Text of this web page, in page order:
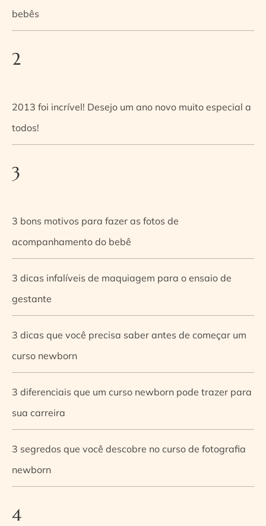
bebês
2
2013 foi incrível! Desejo um ano novo muito especial a
todos!
3
3 bons motivos para fazer as fotos de
acompanhamento do bebê
3 dicas infalíveis de maquiagem para o ensaio de
gestante
3 dicas que você precisa saber antes de começar um
curso newborn
3 diferenciais que um curso newborn pode trazer para
sua carreira
3 segredos que você descobre no curso de fotografia
newborn
4